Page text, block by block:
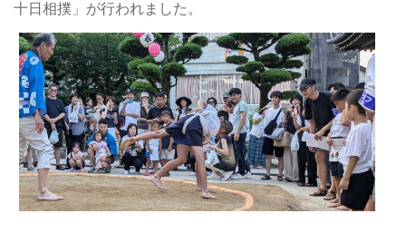
十日相撲」が行われました。